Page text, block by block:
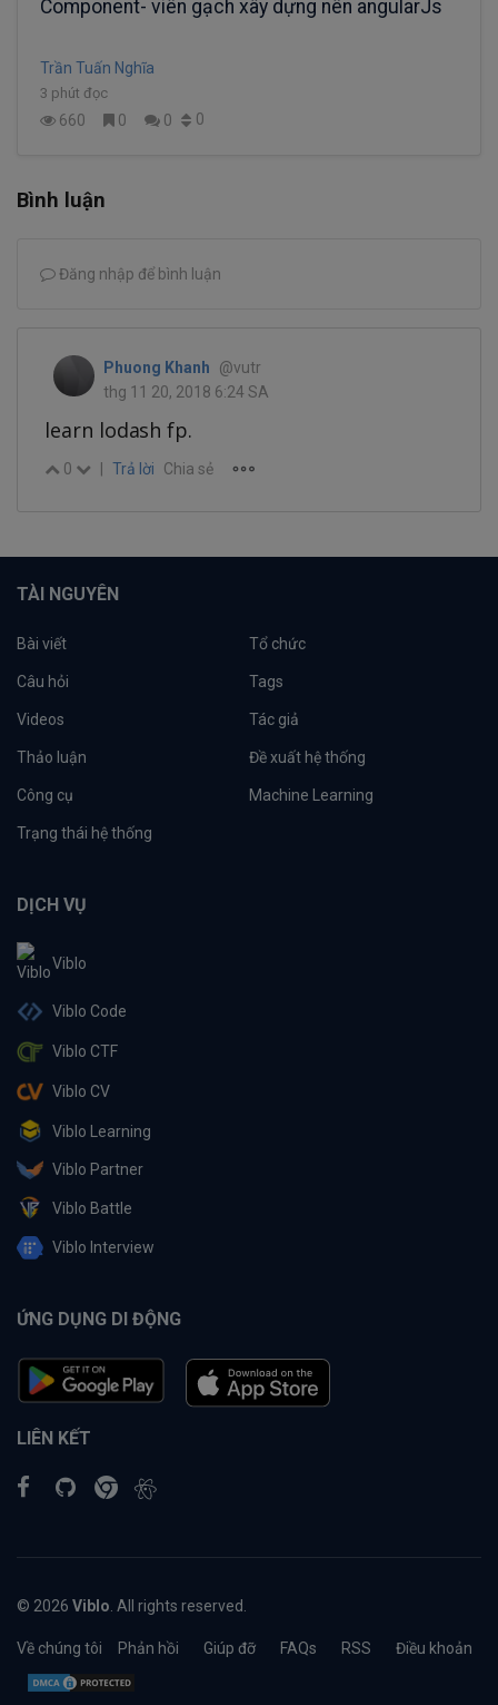
Component- viên gạch xây dựng nên angularJs
Trần Tuấn Nghĩa
3 phút đọc
660 0 0 0
Bình luận
Đăng nhập để bình luận
Phuong Khanh
@vutr
thg 11 20, 2018 6:24 SA
learn lodash fp.
0 Trả lời Chia sẻ
TÀI NGUYÊN
Bài viết Tổ chức
Câu hỏi Tags
Videos Tác giả
Thảo luận Đề xuất hệ thống
Công cụ Machine Learning
Trạng thái hệ thống
DỊCH VỤ
Viblo
Viblo Code
Viblo CTF
Viblo CV
Viblo Learning
Viblo Partner
Viblo Battle
Viblo Interview
ỨNG DỤNG DI ĐỘNG
LIÊN KẾT
© 2026 Viblo . All rights reserved.
Về chúng tôi Phản hồi Giúp đỡ FAQs RSS Điều khoản